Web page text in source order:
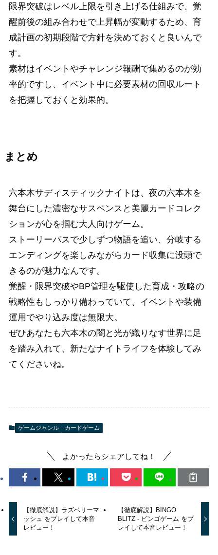
限界突破はレベル上限を引き上げる仕組みで、覚
醒前後の組み合わせで上昇幅が変動するため、育
成計画の初期段階で方針を決めておくと良いんで
す。
素材はイベントやチャレンジ報酬で集めるのが効
率的ですし、イベント中に必要素材の回収ルート
を把握しておくと効果的。
まとめ
六本木サディスティックナイトは、夜の六本木を
舞台にした濃密なサスペンスと美麗カードコレク
ションが心を掴む大人向けゲーム。
ストーリーパスで少しずつ物語を追い、分岐する
エンディングを楽しみながらカード収集に没頭で
きるのが魅力なんです。
覚醒・限界突破やBP管理を駆使した育成・攻略の
戦略性もしっかり備わっていて、イベントや装備
運用でやり込み度は無限大。
ぜひあなたも六本木の闇と光が織りなす世界に足
を踏み入れて、新たなナイトライフを体験してみ
てくださいね。
ゲームジャンル カードゲーム
よかったらシェアしてね！
【徹底解説】ラズベリーマ
ッシュ をプレイして本音
レビュー！
【徹底解説】BINGO
BLITZ - ビンゴゲーム をプ
レイして本音レビュー！